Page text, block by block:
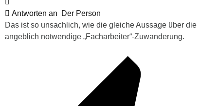
Antworten an
Der Person
Das ist so unsachlich, wie die gleiche Aussage über die
angeblich notwendige „Facharbeiter“-Zuwanderung.